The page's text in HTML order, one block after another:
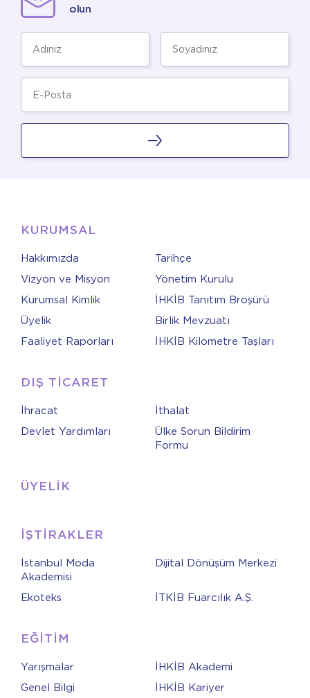
olun
KURUMSAL
Hakkımızda
Tarihçe
Vizyon ve Misyon
Yönetim Kurulu
Kurumsal Kimlik
İHKİB Tanıtım Broşürü
Üyelik
Birlik Mevzuatı
Faaliyet Raporları
İHKİB Kilometre Taşları
DIŞ TİCARET
İhracat
İthalat
Devlet Yardımları
Ülke Sorun Bildirim
Formu
ÜYELİK
İŞTİRAKLER
İstanbul Moda
Akademisi
Dijital Dönüşüm Merkezi
Ekoteks İTKİB Fuarcılık A.Ş.
EĞİTİM
Yarışmalar
İHKİB Akademi
Genel Bilgi
İHKİB Kariyer